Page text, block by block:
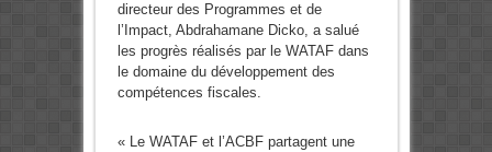
directeur des Programmes et de
l’Impact, Abdrahamane Dicko, a salué
les progrès réalisés par le WATAF dans
le domaine du développement des
compétences fiscales.
« Le WATAF et l’ACBF partagent une